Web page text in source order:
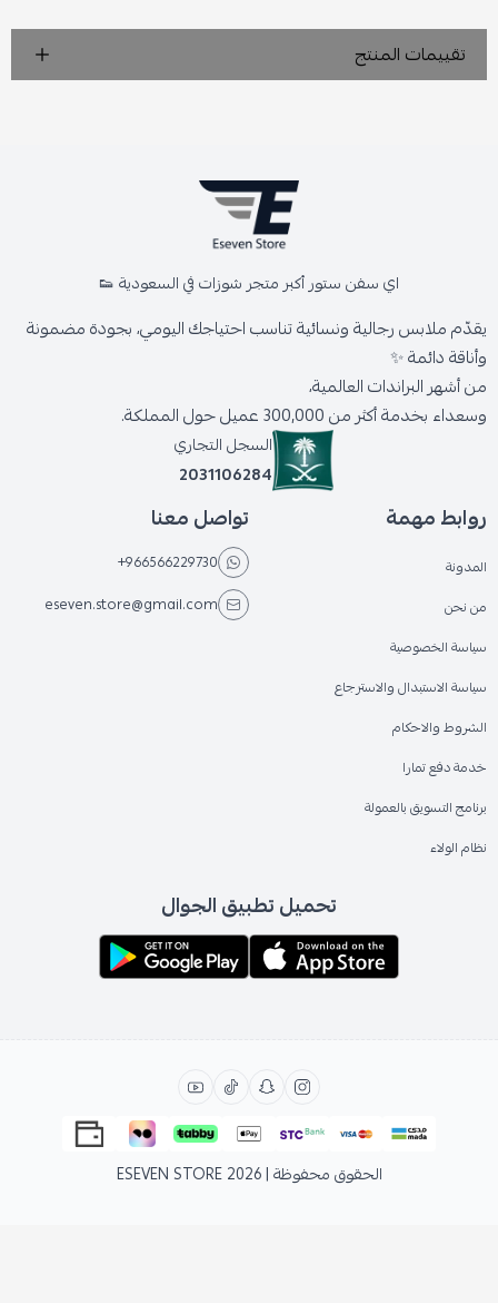
تقييمات المنتج
اي سفن ستور أكبر متجر شوزات في السعودية 👟
يقدّم ملابس رجالية ونسائية تناسب احتياجك اليومي، بجودة مضمونة
وأناقة دائمة ✨
من أشهر البراندات العالمية،
وسعداء بخدمة أكثر من 300,000 عميل حول المملكة.
السجل التجاري
2031106284
روابط مهمة
المدونة
من نحن
سياسة الخصوصية
سياسة الاستبدال والاسترجاع
الشروط والاحكام
خدمة دفع تمارا
برنامج التسويق بالعمولة
نظام الولاء
تواصل معنا
+966566229730
eseven.store@gmail.com
تحميل تطبيق الجوال
الحقوق محفوظة | 2026 ESEVEN STORE